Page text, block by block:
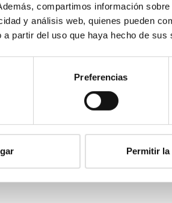
compartimos información
y análisis web, quienes pueden
a partir del uso que haya hecho de sus
Preferencias
Permitir